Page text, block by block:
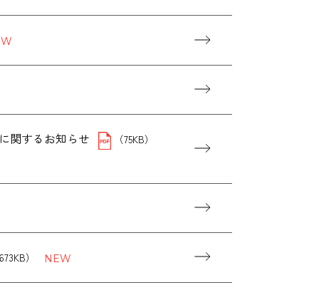
関するお知らせ （75KB）
）